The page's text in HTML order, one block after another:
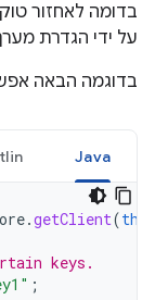
בדומה לאחזור
על ידי הגדרת
בדוגמה הבאה
Java
.getClient(this
keys.
;